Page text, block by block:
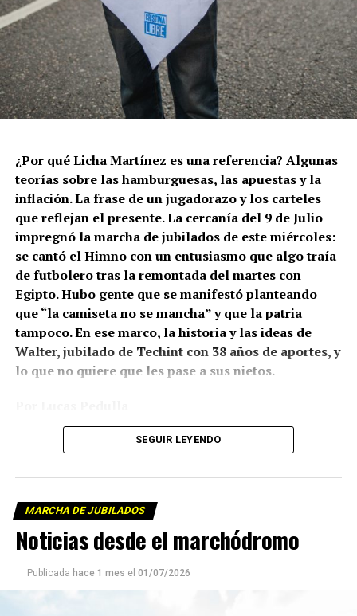
¿Por qué Licha Martínez es una referencia? Algunas
teorías sobre las hamburguesas, las apuestas y la
inflación. La frase de un jugadorazo y los carteles
que reflejan el presente. La cercanía del 9 de Julio
impregnó la marcha de jubilados de este miércoles:
se cantó el Himno con un entusiasmo que algo traía
de futbolero tras la remontada del martes con
Egipto. Hubo gente que se manifestó planteando
que “la camiseta no se mancha” y que la patria
tampoco. En ese marco, la historia y las ideas de
Walter, jubilado de Techint con 38 años de aportes, y
lo que no quiere que les pase a sus nietos.
Fotos: Juan Valeiro y Tadeo Bourbon/lavaca.org
SEGUIR LEYENDO
MARCHA DE JUBILADOS
Noticias desde el marchódromo
Publicada hace 1 mes el 01/07/2026